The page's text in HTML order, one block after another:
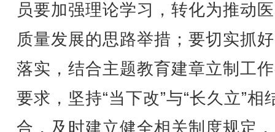
员要加强理论学习，转化为推动
质量发展的思路举措；要切实抓
落实，结合主题教育建章立制工
要求，坚持“当下改”与“长久立”相
合，及时建立健全相关制度规定